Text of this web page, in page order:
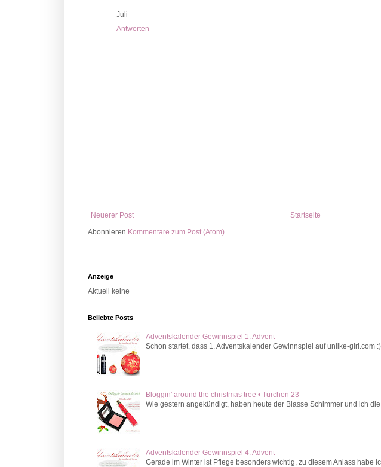
Juli
Antworten
Neuerer Post
Startseite
Abonnieren Kommentare zum Post (Atom)
Anzeige
Aktuell keine
Beliebte Posts
Adventskalender Gewinnspiel 1. Advent
Schon startet, dass 1. Adventskalender Gewinnspiel auf unlike-
Bloggin' around the christmas tree • Türchen 23
Wie gestern angekündigt, haben heute der Blasse Schimmer und ich
Adventskalender Gewinnspiel 4. Advent
Gerade im Winter ist Pflege besonders wichtig, zu diesem Anlass